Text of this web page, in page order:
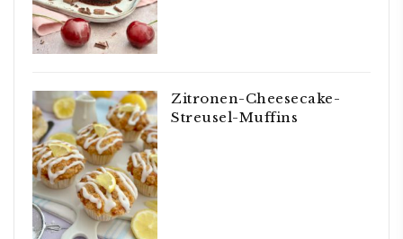
Zitronen-Cheesecake-
Streusel-Muffins